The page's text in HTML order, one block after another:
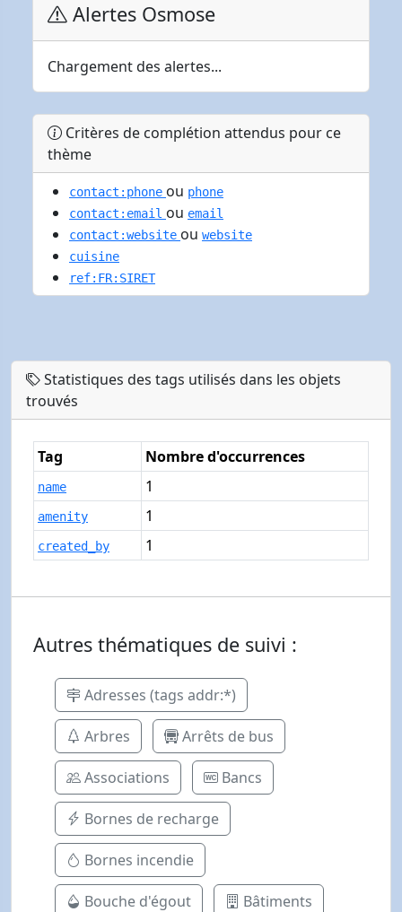
Alertes Osmose
Chargement des alertes...
Critères de complétion attendus pour ce
thème
contact:phone ou phone
contact:email ou email
contact:website ou website
cuisine
ref:FR:SIRET
Statistiques des tags utilisés dans les objets
trouvés
Tag Nombre d'occurrences
name 1
amenity 1
created_by 1
Autres thématiques de suivi :
Adresses (tags addr:*)
Arbres Arrêts de bus
Associations Bancs
Bornes de recharge
Bornes incendie
Bouche d'égout Bâtiments